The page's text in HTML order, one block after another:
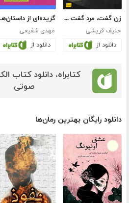
زن گفت، مرد گفت و هفت داستان دیگر
حنیف قریشی
دانلود از
گزیده‌ای از
مهدی شفیعی
دانلود از
کتابراه، دانلود کتاب
صوتی
دانلود رایگان بهترین رمان‌ها